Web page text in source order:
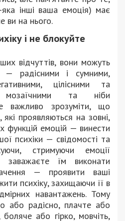
інші ваша емоція) має
ви на нього.
і не блокуйте
відчуттів, вони можуть
— радісними і сумними,
цілісними та
та ніби
важливо зрозуміти, що
проявляються на зовні,
функцій емоцій — винести
психіки — свідомості та
стримуючи емоції
заважаєте їм виконати
— проявити ваші
психіку, захищаючи її в
навантажень. Тому
або радісно, плачте або
або гірко, мовчіть,